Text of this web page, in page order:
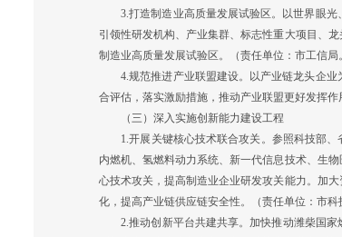
3.打造制造业高质量发展试验区。以世界眼光
引领性研发机构、产业集群、标志性重大项目、
制造业高质量发展试验区。（责任单位：市工信
4.规范推进产业联盟建设。以产业链龙头企业
合评估，落实激励措施，推动产业联盟更好发挥
（三）深入实施创新能力建设工程
1.开展关键核心技术联合攻关。参照科技部、
内燃机、氢燃料动力系统、新一代信息技术、生
心技术攻关，提高制造业企业研发攻关能力。加
化，提高产业链供应链安全性。（责任单位：市
2.推动创新平台共建共享。加快推动潍柴国家